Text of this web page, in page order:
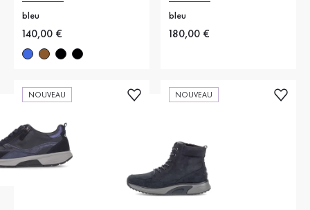
bleu
Nouveau prix
140,00 €
bleu
Nouveau prix
180,00 €
NOUVEAU NOUVEAU